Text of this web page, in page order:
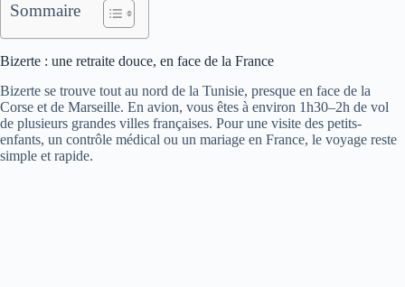
Sommaire
Bizerte : une retraite douce, en face de la France
Bizerte se trouve tout au nord de la Tunisie, presque en face de la
Corse et de Marseille. En avion, vous êtes à environ 1h30–2h de vol
de plusieurs grandes villes françaises. Pour une visite des petits-
enfants, un contrôle médical ou un mariage en France, le voyage reste
simple et rapide.